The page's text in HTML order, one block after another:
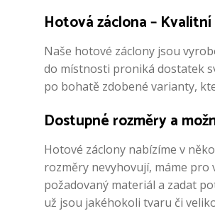
Hotová záclona –
Naše hotové záclony jsou
do místnosti proniká dostatek
po bohatě zdobené varianty,
Dostupné rozměry a
Hotové záclony nabízíme v
rozměry nevyhovují, máme pro
požadovaný materiál a zadat
už jsou jakéhokoli tvaru či